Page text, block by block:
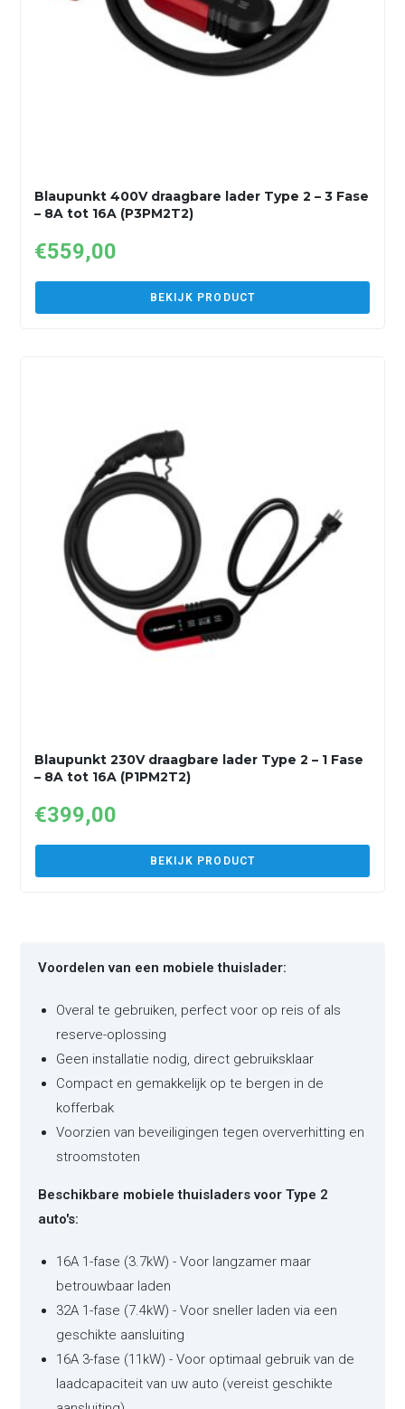
Blaupunkt 400V draagbare lader Type 2 – 3 Fase
– 8A tot 16A (P3PM2T2)
€559,00
BEKIJK PRODUCT
Blaupunkt 230V draagbare lader Type 2 – 1 Fase
– 8A tot 16A (P1PM2T2)
€399,00
BEKIJK PRODUCT
Voordelen van een mobiele thuislader:
Overal te gebruiken, perfect voor op reis of als
reserve-oplossing
Geen installatie nodig, direct gebruiksklaar
Compact en gemakkelijk op te bergen in de
kofferbak
Voorzien van beveiligingen tegen oververhitting en
stroomstoten
Beschikbare mobiele thuisladers voor Type 2
auto's:
16A 1-fase (3.7kW) - Voor langzamer maar
betrouwbaar laden
32A 1-fase (7.4kW) - Voor sneller laden via een
geschikte aansluiting
16A 3-fase (11kW) - Voor optimaal gebruik van de
laadcapaciteit van uw auto (vereist geschikte